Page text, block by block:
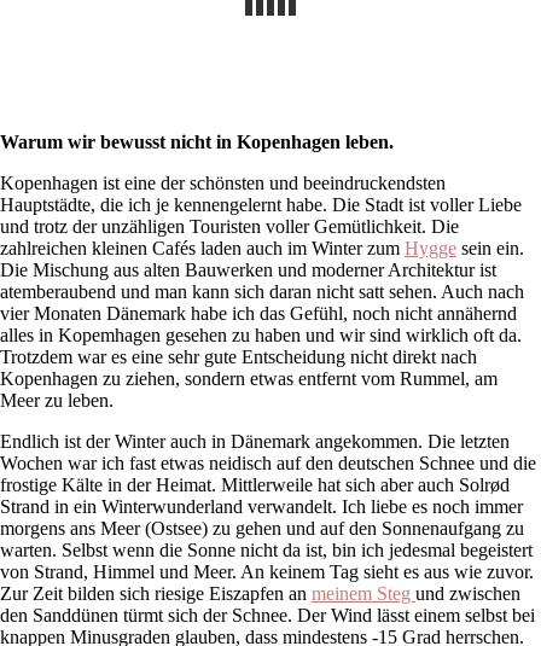
Warum wir bewusst nicht in Kopenhagen leben.
Kopenhagen ist eine der schönsten und beeindruckendsten
Hauptstädte, die ich je kennengelernt habe. Die Stadt ist voller Liebe
und trotz der unzähligen Touristen voller Gemütlichkeit. Die
zahlreichen kleinen Cafés laden auch im Winter zum Hygge sein ein.
Die Mischung aus alten Bauwerken und moderner Architektur ist
atemberaubend und man kann sich daran nicht satt sehen. Auch nach
vier Monaten Dänemark habe ich das Gefühl, noch nicht annähernd
alles in Kopemhagen gesehen zu haben und wir sind wirklich oft da.
Trotzdem war es eine sehr gute Entscheidung nicht direkt nach
Kopenhagen zu ziehen, sondern etwas entfernt vom Rummel, am
Meer zu leben.
Endlich ist der Winter auch in Dänemark angekommen. Die letzten
Wochen war ich fast etwas neidisch auf den deutschen Schnee und die
frostige Kälte in der Heimat. Mittlerweile hat sich aber auch Solrød
Strand in ein Winterwunderland verwandelt. Ich liebe es noch immer
morgens ans Meer (Ostsee) zu gehen und auf den Sonnenaufgang zu
warten. Selbst wenn die Sonne nicht da ist, bin ich jedesmal begeistert
von Strand, Himmel und Meer. An keinem Tag sieht es aus wie zuvor.
Zur Zeit bilden sich riesige Eiszapfen an meinem Steg und zwischen
den Sanddünen türmt sich der Schnee. Der Wind lässt einem selbst bei
knappen Minusgraden glauben, dass mindestens -15 Grad herrschen.